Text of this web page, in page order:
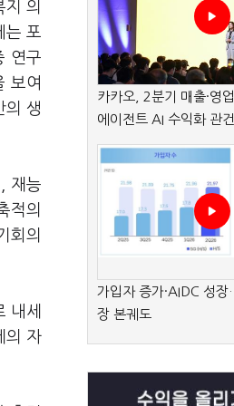
의
는 포
연구
보여
의 생
재능
적의
회의
내세
의 자
카카오, 2분기 매출·영
에이전트 AI 수익화 관건
가입자 증가·AIDC 성
장 본궤도